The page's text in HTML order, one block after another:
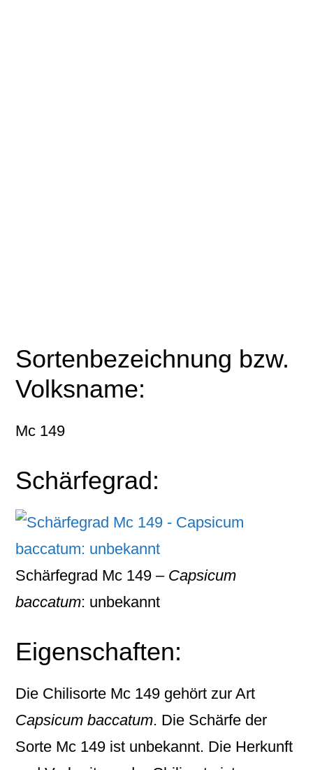
Sortenbezeichnung bzw.
Volksname:
Mc 149
Schärfegrad:
Schärfegrad Mc 149 – Capsicum
baccatum: unbekannt
Eigenschaften:
Die Chilisorte Mc 149 gehört zur Art
Capsicum baccatum. Die Schärfe der
Sorte Mc 149 ist unbekannt. Die Herkunft